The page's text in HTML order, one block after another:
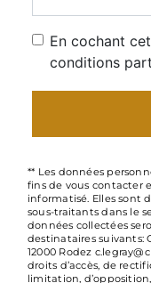
En cochant
conditions
** Les données
fins de vous contacter
informatisé. Elles sont
sous-traitants dans le
données collectées
destinataires suivants:
12000 Rodez
droits d’accès, de
limitation,